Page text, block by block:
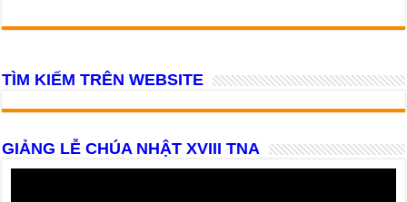
TÌM KIẾM TRÊN WEBSITE
GIẢNG LỄ CHÚA NHẬT XVIII TNA